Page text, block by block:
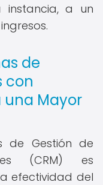
instancia, a un
de
con
una Mayor
de Gestión de
(CRM) es
efectividad del